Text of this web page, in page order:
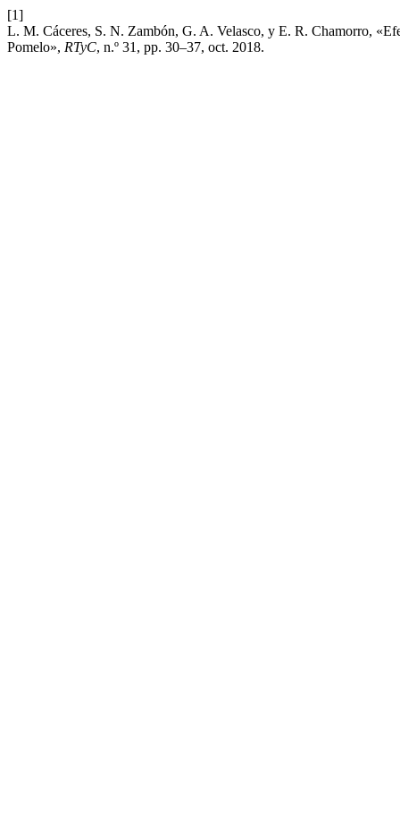
[1]
L. M. Cáceres, S. N. Zambón, G. A. Velasco, y E. R. Chamorro,
Pomelo», RTyC, n.º 31, pp. 30–37, oct. 2018.